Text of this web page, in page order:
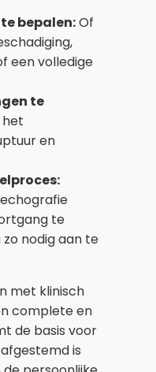
bepalen:Of
een volledige
te
en
te
nodig aan te
met klinisch
complete en
de basis voor
is